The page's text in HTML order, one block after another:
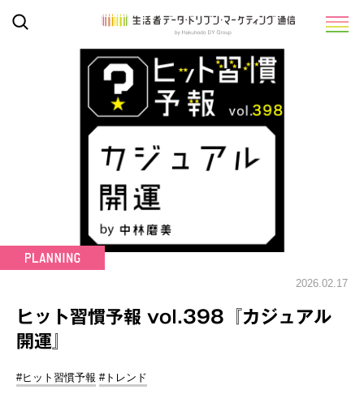
2026.02.17
ヒット習慣予報 vol.398『カジュアル
開運』
#ヒット習慣予報 #トレンド